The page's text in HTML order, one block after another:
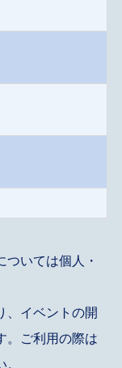
いては個人・
、イベントの開
。ご利用の際は